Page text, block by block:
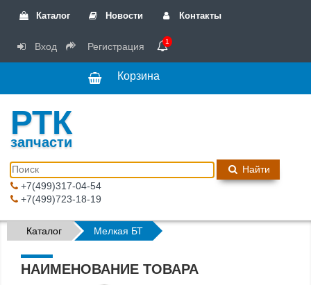
Каталог Новости Контакты
Вход Регистрация 1
Корзина
РТК
запчасти
Найти
+7(499)317-04-54
+7(499)723-18-19
Каталог Мелкая БТ
НАИМЕНОВАНИЕ ТОВАРА